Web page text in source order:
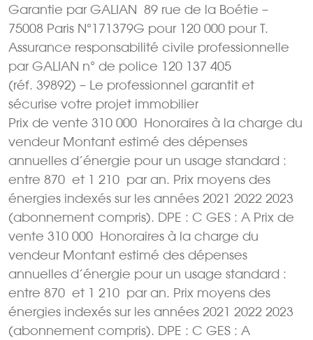
Garantie par GALIAN  89 rue de la Boétie –
75008 Paris N°171379G pour 120 000 pour T.
Assurance responsabilité civile professionnelle
par GALIAN n° de police 120 137 405
(réf. 39892) – Le professionnel garantit et
sécurise votre projet immobilier
Prix de vente 310 000  Honoraires à la charge du
vendeur Montant estimé des dépenses
annuelles d’énergie pour un usage standard :
entre 870  et 1 210  par an. Prix moyens des
énergies indexés sur les années 2021 2022 2023
(abonnement compris). DPE : C GES : A Prix de
vente 310 000  Honoraires à la charge du
vendeur Montant estimé des dépenses
annuelles d’énergie pour un usage standard :
entre 870  et 1 210  par an. Prix moyens des
énergies indexés sur les années 2021 2022 2023
(abonnement compris). DPE : C GES : A